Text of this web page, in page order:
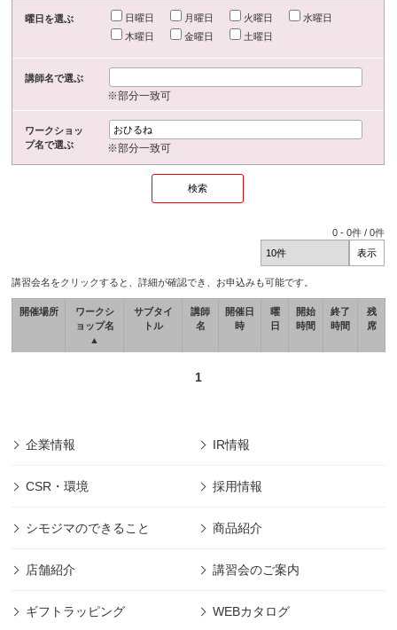
曜日を選ぶ 日曜日 月曜日 火曜日
水曜日
木曜日
金曜日 土曜日
講師名で選ぶ
※部分一致可
ワークショッ
プ名で選ぶ
※部分一致可
0 -0件 /0件
講習会名をクリックすると、詳細が確認でき、お申込みも可能です。
開催場所
ワークシ
ョップ名
▲
サブタイ
トル
講師
名
開催日
時
曜
日
開始
時間
終了
時間
残
席
1
企業情報 IR情報
CSR・環境 採用情報
シモジマのできること 商品紹介
店舗紹介 講習会のご案内
ギフトラッピング WEBカタログ